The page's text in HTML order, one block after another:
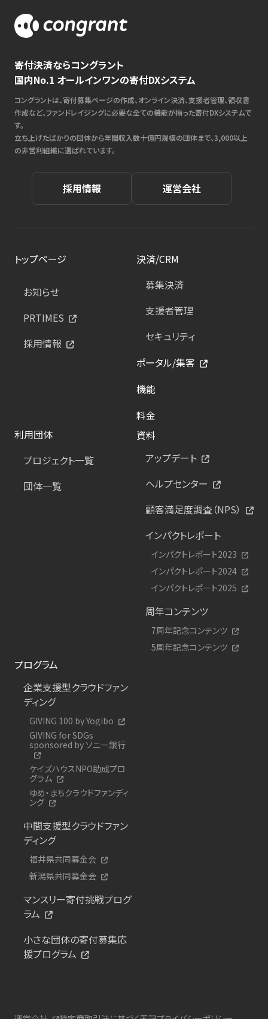
寄付決済ならコングラント
国内No.1 オールインワンの寄付DXシステム
コングラントは、寄付募集ページの作成、オンライン決済、支援者管理、領収書
作成など、ファンドレイジングに必要な全ての機能が揃った寄付DXシステムで
す。
立ち上げたばかりの団体から年間収入数十億円規模の団体まで、3,000以上
の非営利組織に選ばれています。
採用情報 運営会社
トップページ
お知らせ
PRTIMES
採用情報
決済/CRM
募集決済
支援者管理
セキュリティ
ポータル/集客
機能
料金
利用団体
プロジェクト一覧
団体一覧
資料
アップデート
ヘルプセンター
顧客満足度調査（NPS）
インパクトレポート
インパクトレポート2023
インパクトレポート2024
インパクトレポート2025
周年コンテンツ
7周年記念コンテンツ
5周年記念コンテンツ
プログラム
企業支援型クラウドファン
ディング
GIVING 100 by Yogibo
GIVING for SDGs
sponsored by ソニー銀行
ケイズハウスNPO助成プロ
グラム
ゆめ・まちクラウドファンディ
ング
中間支援型クラウドファン
ディング
福井県共同募金会
新潟県共同募金会
マンスリー寄付挑戦プログ
ラム
小さな団体の寄付募集応
援プログラム